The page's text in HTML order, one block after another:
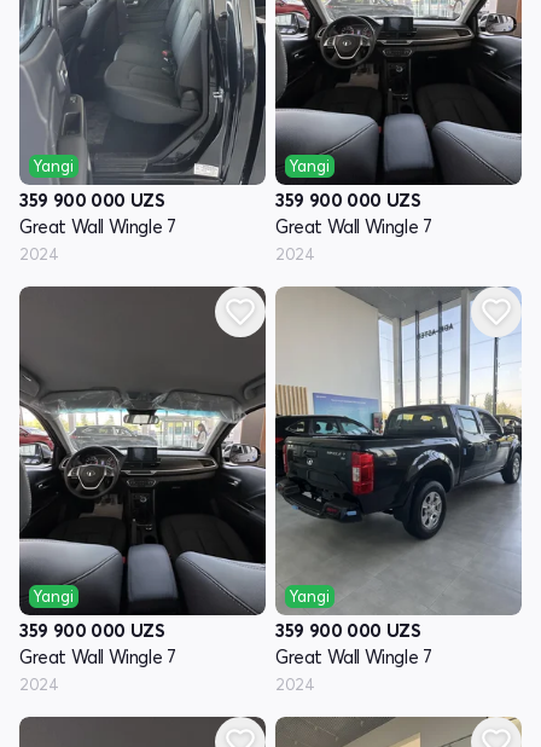
Yangi
359 900 000 UZS
Great Wall Wingle 7
2024
Yangi
359 900 000 UZS
Great Wall Wingle 7
2024
Yangi
359 900 000 UZS
Great Wall Wingle 7
2024
Yangi
359 900 000 UZS
Great Wall Wingle 7
2024